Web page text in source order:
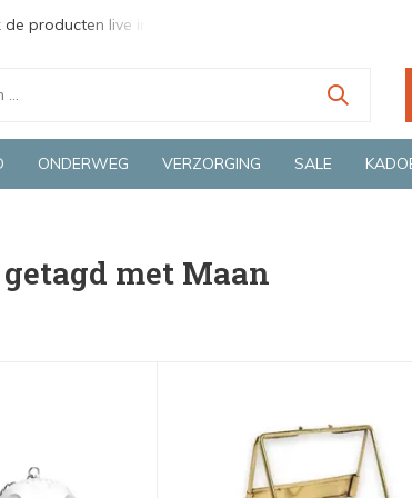
de producten live in onze winkel in Deventer
ONDERWEG VERZORGING SALE
met Maan